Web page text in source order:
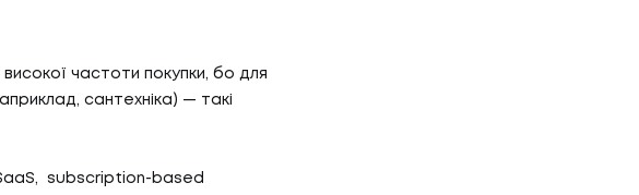
частоти покупки, бо для
сантехніка) — такі
subscription-based